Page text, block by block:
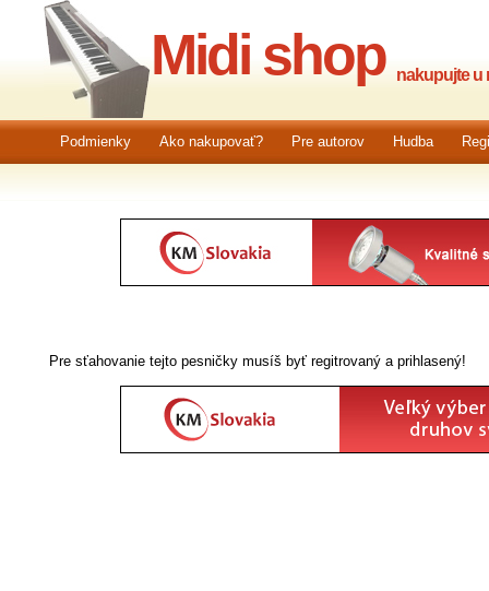
Midi shop nakupujte u
Podmienky Ako nakupovať? Pre autorov Hudba
Pre sťahovanie tejto pesničky musíš byť regitrovaný a prihlasený!